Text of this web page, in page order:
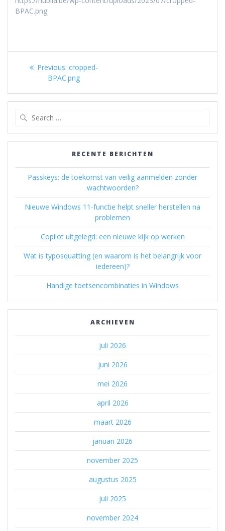
BPAC.png
Berichtnavigatie
Previous: Previous
post:
cropped-
BPAC.png
RECENTE BERICHTEN
Passkeys: de toekomst van veilig aanmelden zonder
wachtwoorden?
Nieuwe Windows 11-functie helpt sneller herstellen na
problemen
Copilot uitgelegd: een nieuwe kijk op werken
Wat is typosquatting (en waarom is het belangrijk voor
iedereen)?
Handige toetsencombinaties in Windows
ARCHIEVEN
juli 2026
juni 2026
mei 2026
april 2026
maart 2026
januari 2026
november 2025
augustus 2025
juli 2025
november 2024